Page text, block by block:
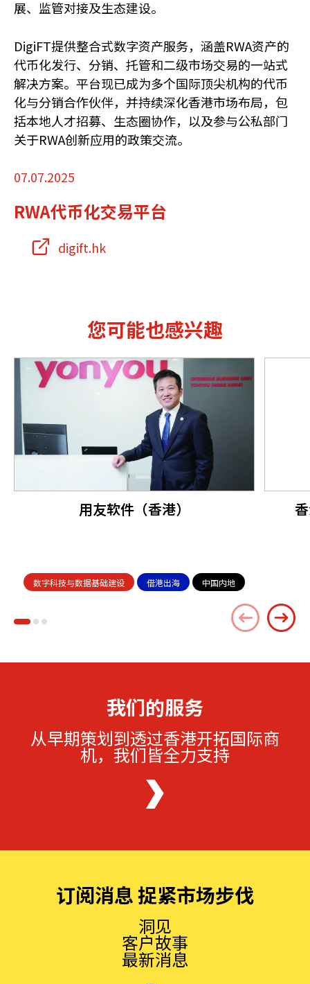
展、监管对接及生态建设。
DigiFT提供整合式数字资产服务，涵盖RWA资产的
代币化发行、分销、托管和二级市场交易的一站式
解决方案。平台现已成为多个国际顶尖机构的代币
化与分销合作伙伴，并持续深化香港市场布局，包
括本地人才招募、生态圈协作，以及参与公私部门
关于RWA创新应用的政策交流。
07.07.2025
RWA代币化交易平台
digift.hk
您可能也感兴趣
用友软件（香港）
数字科技与数据基础建设 借港出海 中国内地
我们的服务
从早期策划到透过香港开拓国际商
机，我们皆全力支持
订阅消息 捉紧市场步伐
洞见
客户故事
最新消息